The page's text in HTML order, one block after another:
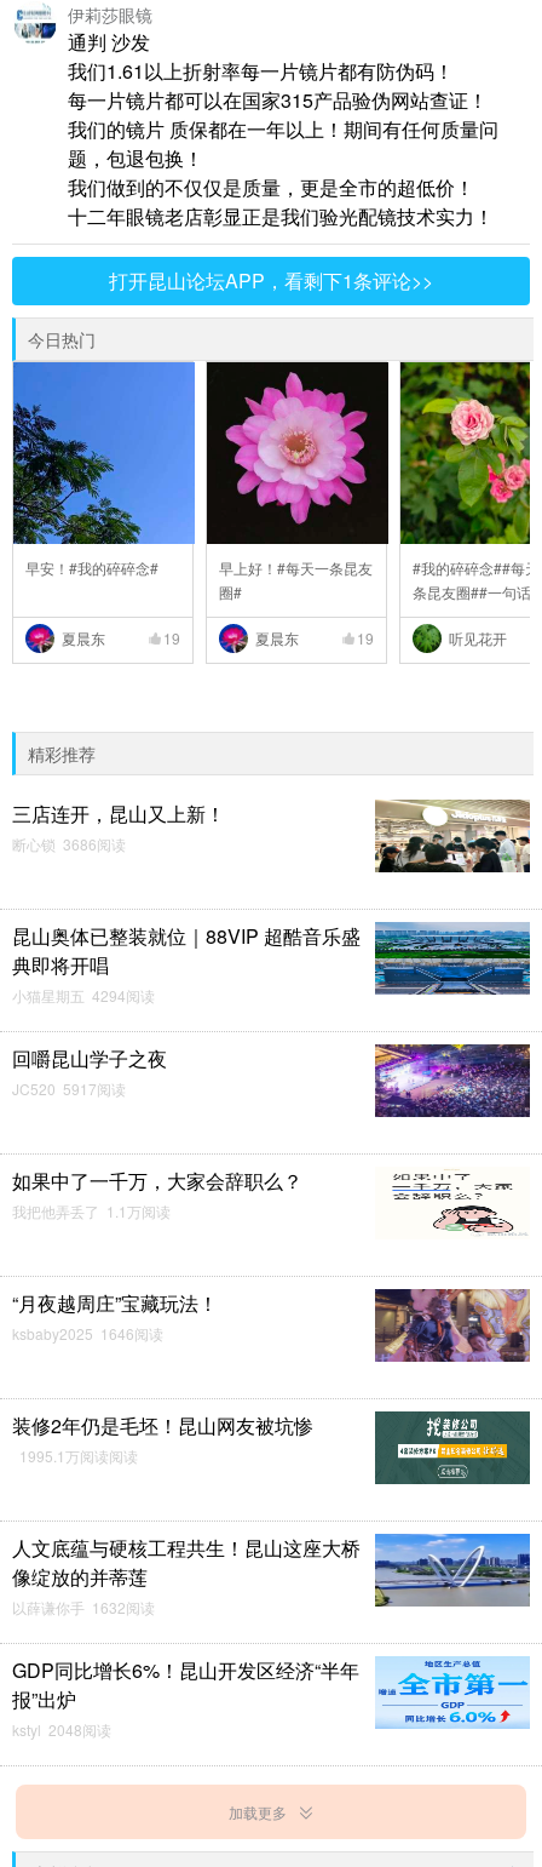
伊莉莎眼镜
通判 沙发
我们1.61以上折射率每一片镜片都有防伪码！
每一片镜片都可以在国家315产品验伪网站查证！
我们的镜片 质保都在一年以上！期间有任何质量问
题，包退包换！
我们做到的不仅仅是质量，更是全市的超低价！
十二年眼镜老店彰显正是我们验光配镜技术实力！
打开昆山论坛APP，看剩下1条评论>>
今日热门
早安！#我的碎碎念#
夏晨东 19
早上好！#每天一条昆友
圈#
夏晨东 19
#我的碎碎念##每
条昆友圈##一句话
..
听见花开
精彩推荐
三店连开，昆山又上新！
断心锁 3686阅读
昆山奥体已整装就位｜88VIP 超酷音乐盛
典即将开唱
小猫星期五 4294阅读
回嚼昆山学子之夜
JC520 5917阅读
如果中了一千万，大家会辞职么？
我把他弄丢了 1.1万阅读
“月夜越周庄”宝藏玩法！
ksbaby2025 1646阅读
装修2年仍是毛坯！昆山网友被坑惨
1995.1万阅读阅读
人文底蕴与硬核工程共生！昆山这座大桥
像绽放的并蒂莲
以薛谦你手 1632阅读
GDP同比增长6%！昆山开发区经济“半年
报”出炉
kstyl 2048阅读
加载更多